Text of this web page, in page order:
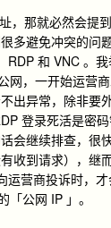
，那就必然会提
多避免冲突的问
RDP 和 VNC 。
网，一开始运营
出异常，除非要
登录死活是密
会继续排查，很
收到请求），继
运营商投诉时，
「公网 IP 」。